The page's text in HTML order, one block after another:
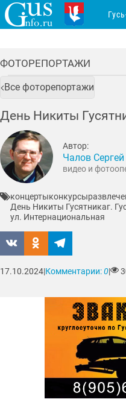
ФОТОРЕПОРТАЖИ
Все фоторепортажи
День Никиты
Автор:
Чалов
видео и
концертыконкурсы
День Никиты Гусятникаг.
ул. Интернациональная
17.10.2024|Комментарии:0|